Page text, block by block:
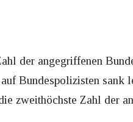
der angegriffenen
Bundespolizisten sank
zweithöchste Zahl der